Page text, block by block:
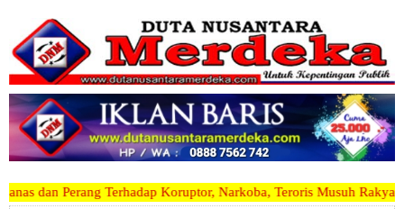
Narkoba, Teroris Musuh Rakyat ~~~~~>>>>> Kami Menerima